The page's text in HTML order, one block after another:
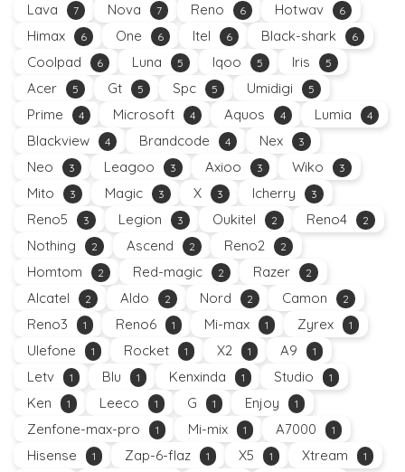
Lava 7 Nova 7 Reno 6 Hotwav 6
Himax 6 One 6 Itel 6 Black-shark 6
Coolpad 6 Luna 5 Iqoo 5 Iris 5
Acer 5 Gt 5 Spc 5 Umidigi 5
Prime 4 Microsoft 4 Aquos 4 Lumia 4
Blackview 4 Brandcode 4 Nex 3
Neo 3 Leagoo 3 Axioo 3 Wiko 3
Mito 3 Magic 3 X 3 Icherry 3
Reno5 3 Legion 3 Oukitel 2 Reno4 2
Nothing 2 Ascend 2 Reno2 2
Homtom 2 Red-magic 2 Razer 2
Alcatel 2 Aldo 2 Nord 2 Camon 2
Reno3 1 Reno6 1 Mi-max 1 Zyrex 1
Ulefone 1 Rocket 1 X2 1 A9 1
Letv 1 Blu 1 Kenxinda 1 Studio 1
Ken 1 Leeco 1 G 1 Enjoy 1
Zenfone-max-pro 1 Mi-mix 1 A7000 1
Hisense 1 Zap-6-flaz 1 X5 1 Xtream 1